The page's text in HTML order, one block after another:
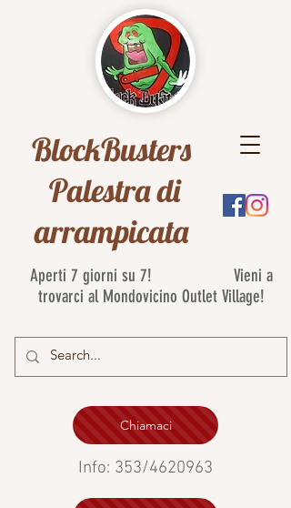
BlockBusters
Palestra di
arrampicata
Chiamaci
Info: 353/4620963
Aperti 7 giorni su 7! Vieni a
trovarci al Mondovicino Outlet Village!